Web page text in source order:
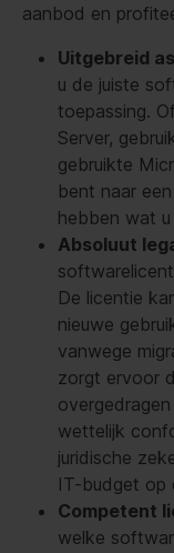
aanbod en
Uitgebreid
u de juiste
toepassing.
Server,
gebruikte
bent naar
hebben wat
Absoluut
De licentie
nieuwe
vanwege
zorgt ervoor
wettelijk
juridische
IT-budget op
Competent
welke